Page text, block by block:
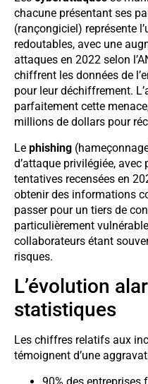
chacune présentant ses
(rançongiciel) représente
redoutables, avec une
attaques en 2022 selon
chiffrent les données de
pour leur déchiffrement.
parfaitement cette
millions de dollars pour
Le phishing
d’attaque privilégiée,
tentatives recensées en
obtenir des informations
passer pour un tiers de
particulièrement
collaborateurs étant
risques.
L’évolution
statistiques
Les chiffres relatifs aux
témoignent d’une
90% des